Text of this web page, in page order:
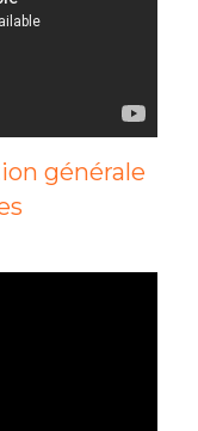
générale